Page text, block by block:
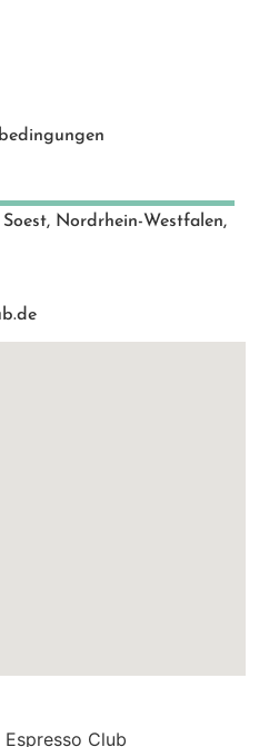
Nordrhein-Westfalen,
© 2026 Espresso Club